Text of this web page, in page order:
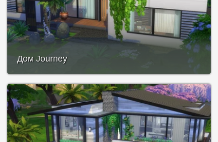
Дом Journey